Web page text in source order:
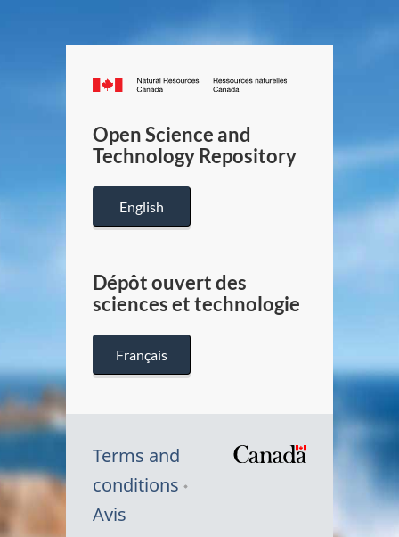
Canada.ca
/
Canada
Open Science and
Technology Repository
English
Dépôt ouvert des
sciences et technologie
Français
Terms and
conditions
Avis
Symbole